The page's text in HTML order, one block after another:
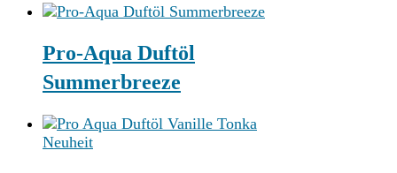
Pro-Aqua Duftöl
Summerbreeze
Neuheit